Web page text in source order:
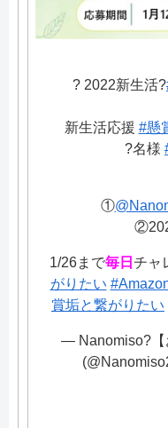
? 2022新生活?
新生活応援 #懸
?名様
①
1/26まで毎日 チャ
がりたい
賞垢と繋がりたい
— Nanomiso?【